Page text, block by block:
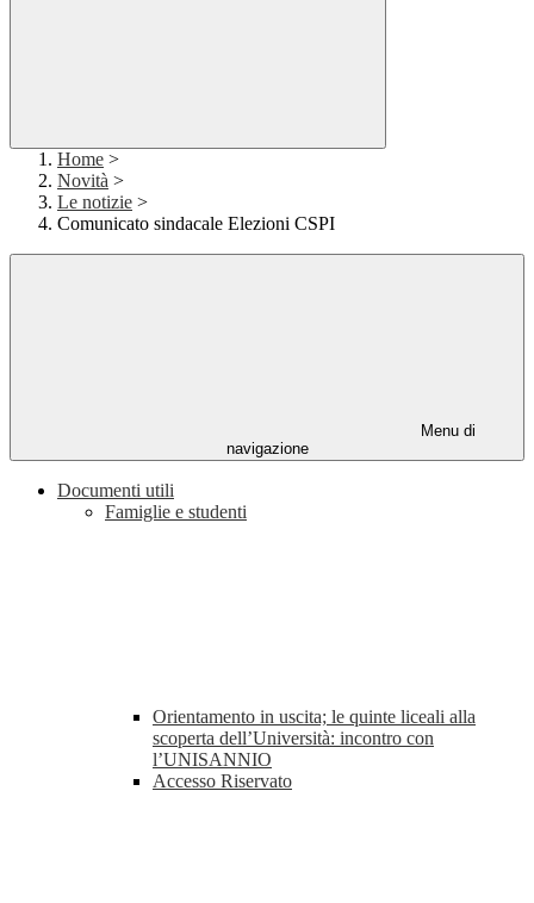
Home >
Novità >
Le notizie >
Comunicato sindacale Elezioni CSPI
Menu di
navigazione
Documenti utili
Famiglie e studenti
Orientamento in uscita; le quinte liceali alla
scoperta dell’Università: incontro con
l’UNISANNIO
Accesso Riservato